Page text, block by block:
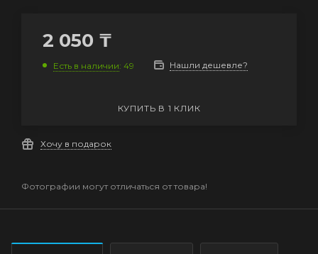
2 050 ₸
Есть в наличии: 49 Нашли дешевле?
КУПИТЬ В 1 КЛИК
Хочу в подарок
Фотографии могут отличаться от товара!